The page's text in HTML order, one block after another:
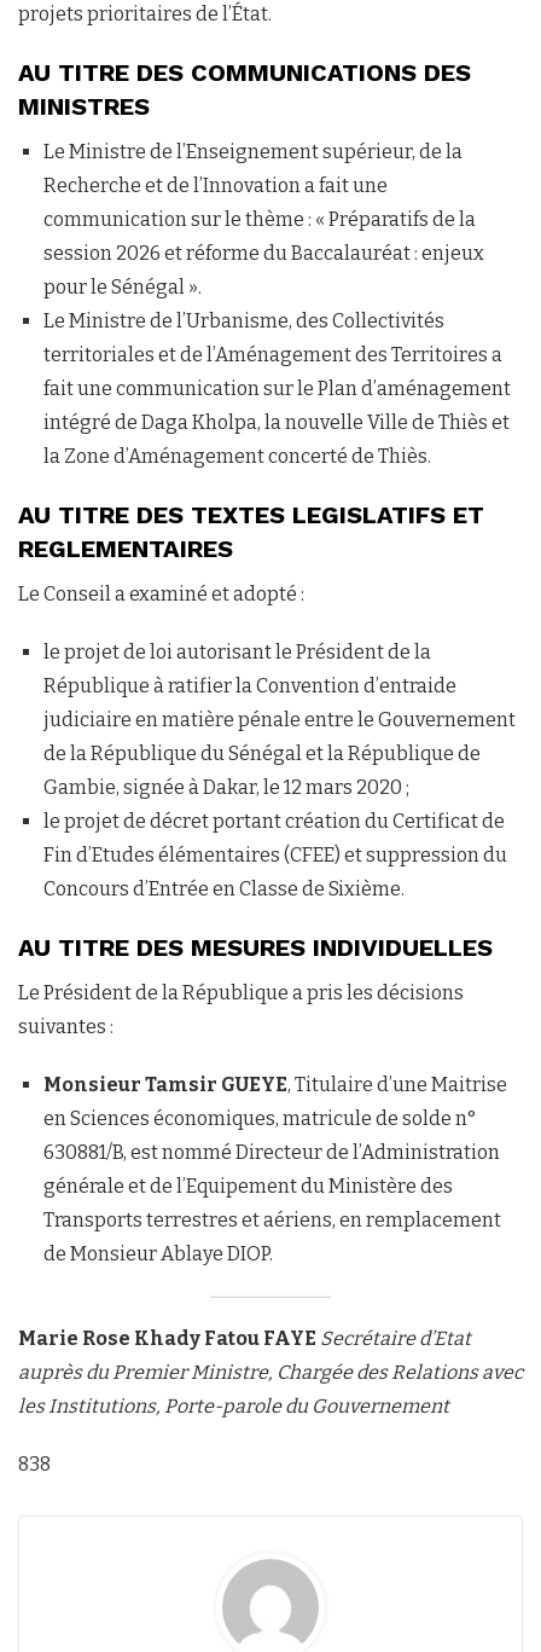
projets prioritaires de l’État.
AU TITRE DES COMMUNICATIONS DES
MINISTRES
Le Ministre de l’Enseignement supérieur, de la
Recherche et de l’Innovation a fait une
communication sur le thème : « Préparatifs de la
session 2026 et réforme du Baccalauréat : enjeux
pour le Sénégal ».
Le Ministre de l’Urbanisme, des Collectivités
territoriales et de l’Aménagement des Territoires a
fait une communication sur le Plan d’aménagement
intégré de Daga Kholpa, la nouvelle Ville de Thiès et
la Zone d’Aménagement concerté de Thiès.
AU TITRE DES TEXTES LEGISLATIFS ET
REGLEMENTAIRES
Le Conseil a examiné et adopté :
le projet de loi autorisant le Président de la
République à ratifier la Convention d’entraide
judiciaire en matière pénale entre le Gouvernement
de la République du Sénégal et la République de
Gambie, signée à Dakar, le 12 mars 2020 ;
le projet de décret portant création du Certificat de
Fin d’Etudes élémentaires (CFEE) et suppression du
Concours d’Entrée en Classe de Sixième.
AU TITRE DES MESURES INDIVIDUELLES
Le Président de la République a pris les décisions
suivantes :
Monsieur Tamsir GUEYE, Titulaire d’une Maitrise
en Sciences économiques, matricule de solde n°
630881/B, est nommé Directeur de l’Administration
générale et de l’Equipement du Ministère des
Transports terrestres et aériens, en remplacement
de Monsieur Ablaye DIOP.
Marie Rose Khady Fatou FAYE Secrétaire d’Etat
auprès du Premier Ministre, Chargée des Relations avec
les Institutions, Porte-parole du Gouvernement
838